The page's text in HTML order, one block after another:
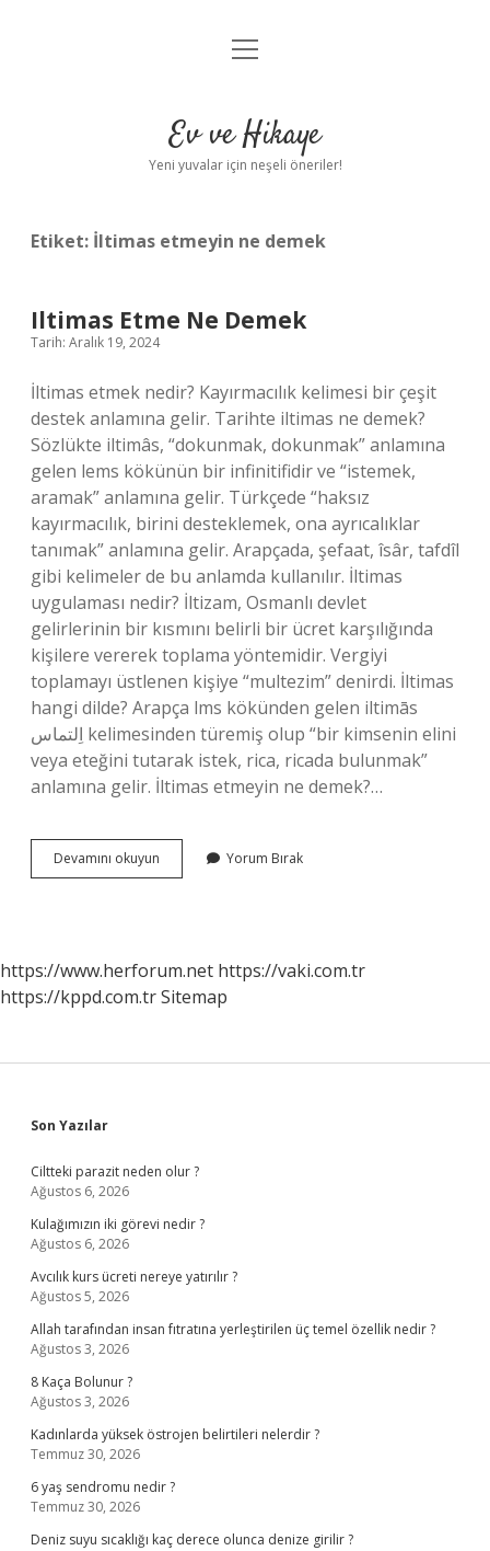
Anasayfa
Yasal Uyarı
menüyü
Ev ve Hikaye
Yeni yuvalar için neşeli öneriler!
Etiket: İltimas etmeyin ne demek
Iltimas Etme Ne Demek
Tarih: Aralık 19, 2024
İltimas etmek nedir? Kayırmacılık kelimesi bir çeşit
destek anlamına gelir. Tarihte iltimas ne demek?
Sözlükte iltimâs, “dokunmak, dokunmak” anlamına
gelen lems kökünün bir infinitifidir ve “istemek,
aramak” anlamına gelir. Türkçede “haksız
kayırmacılık, birini desteklemek, ona ayrıcalıklar
tanımak” anlamına gelir. Arapçada, şefaat, îsâr, tafdîl
gibi kelimeler de bu anlamda kullanılır. İltimas
uygulaması nedir? İltizam, Osmanlı devlet
gelirlerinin bir kısmını belirli bir ücret karşılığında
kişilere vererek toplama yöntemidir. Vergiyi
toplamayı üstlenen kişiye “multezim” denirdi. İltimas
hangi dilde? Arapça lms kökünden gelen iltimās
اِلتماس kelimesinden türemiş olup “bir kimsenin elini
veya eteğini tutarak istek, rica, ricada bulunmak”
anlamına gelir. İltimas etmeyin ne demek?…
Devamını okuyun
Etme
Yorum Bırak
https://www.herforum.net https://vaki.com.tr
https://kppd.com.trSitemap
Sidebar
Son Yazılar
Ciltteki parazit neden olur ?
Ağustos 6, 2026
Kulağımızın iki görevi nedir ?
Ağustos 6, 2026
Avcılık kurs ücreti nereye yatırılır ?
Ağustos 5, 2026
Allah tarafından insan fıtratına yerleştirilen üç temel özellik nedir ?
Ağustos 3, 2026
8 Kaça Bolunur ?
Ağustos 3, 2026
Kadınlarda yüksek östrojen belirtileri nelerdir ?
Temmuz 30, 2026
6 yaş sendromu nedir ?
Temmuz 30, 2026
Deniz suyu sıcaklığı kaç derece olunca denize girilir ?